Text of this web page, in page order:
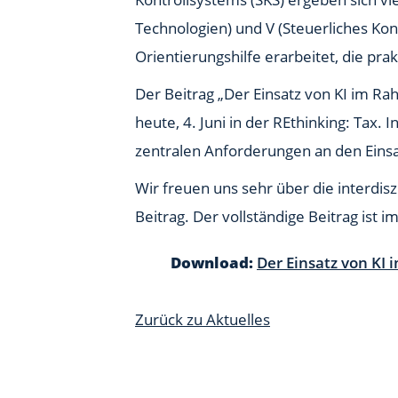
Technologien) und V (Steuerliches
Orientierungshilfe erarbeitet, die
Der Beitrag „Der Einsatz von KI im
heute, 4. Juni in der REthinking: Tax.
zentralen Anforderungen an den
Wir freuen uns sehr über die
Beitrag. Der vollständige Beitrag ist
Download: Der Einsatz von KI
Zurück zu Aktuelles